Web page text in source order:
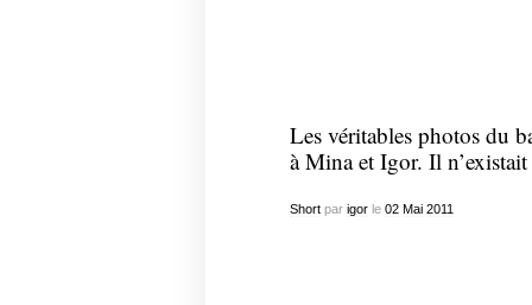
Les véritables photos du
à Mina et Igor. Il
Shortpar igorle 02 Mai 2011